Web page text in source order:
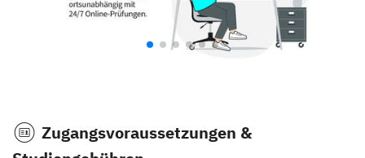
Zugangsvoraussetzungen &